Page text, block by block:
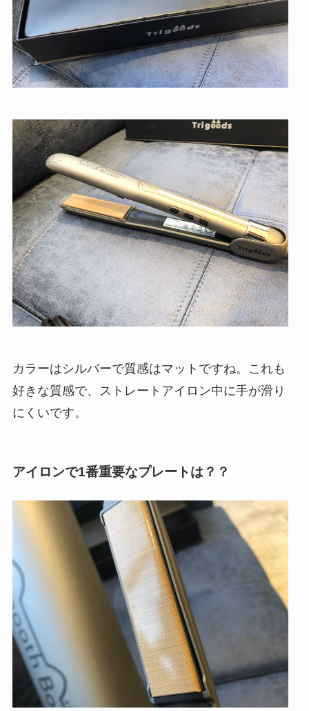
カラーはシルバーで質感はマットですね。これも
好きな質感で、ストレートアイロン中に手が滑り
にくいです。
アイロンで1番重要なプレートは？？